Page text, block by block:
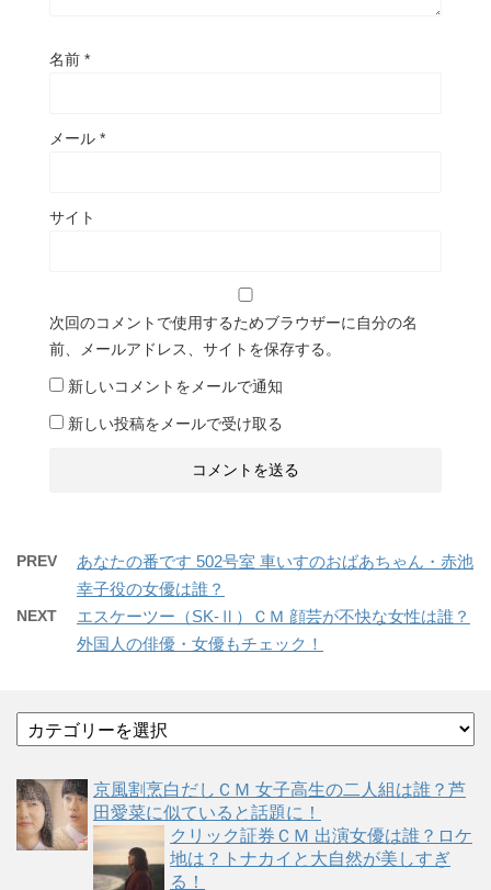
名前 *
メール *
サイト
次回のコメントで使用するためブラウザーに自分の名
前、メールアドレス、サイトを保存する。
新しいコメントをメールで通知
新しい投稿をメールで受け取る
PREV
あなたの番です 502号室 車いすのおばあちゃん・赤池
幸子役の女優は誰？
NEXT
エスケーツー（SK-Ⅱ）ＣＭ 顔芸が不快な女性は誰？
外国人の俳優・女優もチェック！
テ
リ
ー
京風割烹白だしＣＭ 女子高生の二人組は誰？芦
田愛菜に似ていると話題に！
クリック証券ＣＭ 出演女優は誰？ロケ
地は？トナカイと大自然が美しすぎ
る！